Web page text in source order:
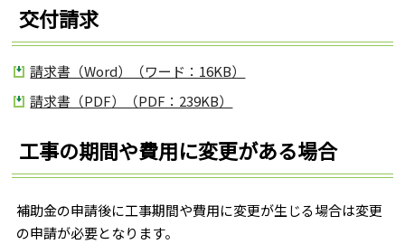
交付請求
請求書（Word）（ワード：16KB）
請求書（PDF）（PDF：239KB）
工事の期間や費用に変更がある場合
補助金の申請後に工事期間や費用に変更が生じる場合は変更
の申請が必要となります。